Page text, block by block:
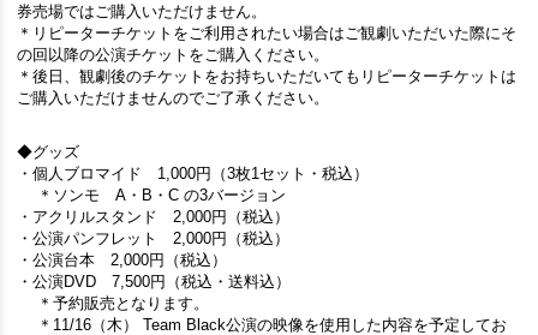
券売場ではご購入いただけません。
＊リピーターチケットをご利用されたい場合はご観劇いただいた際にそ
の回以降の公演チケットをご購入ください。
＊後日、観劇後のチケットをお持ちいただいてもリピーターチケットは
ご購入いただけませんのでご了承ください。
◆グッズ
・個人ブロマイド 1,000円（3枚1セット・税込）
＊ソンモ A・B・C の3バージョン
・アクリルスタンド 2,000円（税込）
・公演パンフレット 2,000円（税込）
・公演台本 2,000円（税込）
・公演DVD 7,500円（税込・送料込）
＊予約販売となります。
＊11/16（木） Team Black公演の映像を使用した内容を予定してお